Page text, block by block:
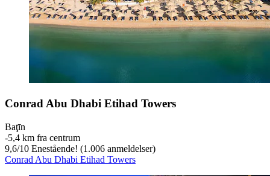
Conrad Abu Dhabi Etihad Towers
Baţīn
‐5,4 km fra centrum
9,6/10 Enestående! (1.006 anmeldelser)
Conrad Abu Dhabi Etihad Towers